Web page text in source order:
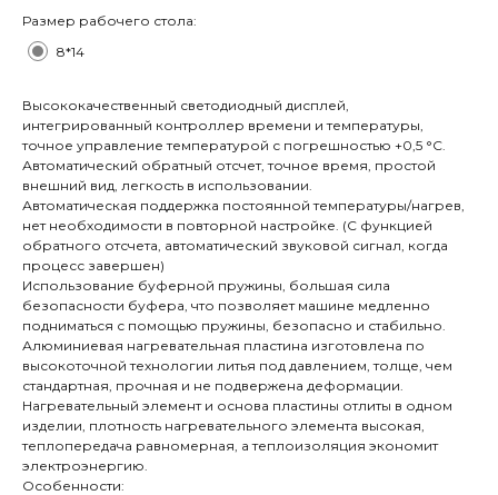
Размер рабочего стола:
8*14
Высококачественный светодиодный дисплей,
интегрированный контроллер времени и температуры,
точное управление температурой с погрешностью +0,5 °C.
Автоматический обратный отсчет, точное время, простой
внешний вид, легкость в использовании.
Автоматическая поддержка постоянной температуры/нагрев,
нет необходимости в повторной настройке. (С функцией
обратного отсчета, автоматический звуковой сигнал, когда
процесс завершен)
Использование буферной пружины, большая сила
безопасности буфера, что позволяет машине медленно
подниматься с помощью пружины, безопасно и стабильно.
Алюминиевая нагревательная пластина изготовлена по
высокоточной технологии литья под давлением, толще, чем
стандартная, прочная и не подвержена деформации.
Нагревательный элемент и основа пластины отлиты в одном
изделии, плотность нагревательного элемента высокая,
теплопередача равномерная, а теплоизоляция экономит
электроэнергию.
Особенности: